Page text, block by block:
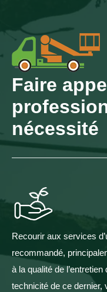
Faire
nécessité
Recourir aux services
recommandé,
à la qualité de
technicité de ce dernier,